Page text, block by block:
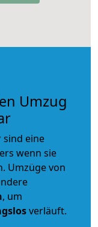
Umzug
sind eine
wenn sie
Umzüge von
, um
verläuft.